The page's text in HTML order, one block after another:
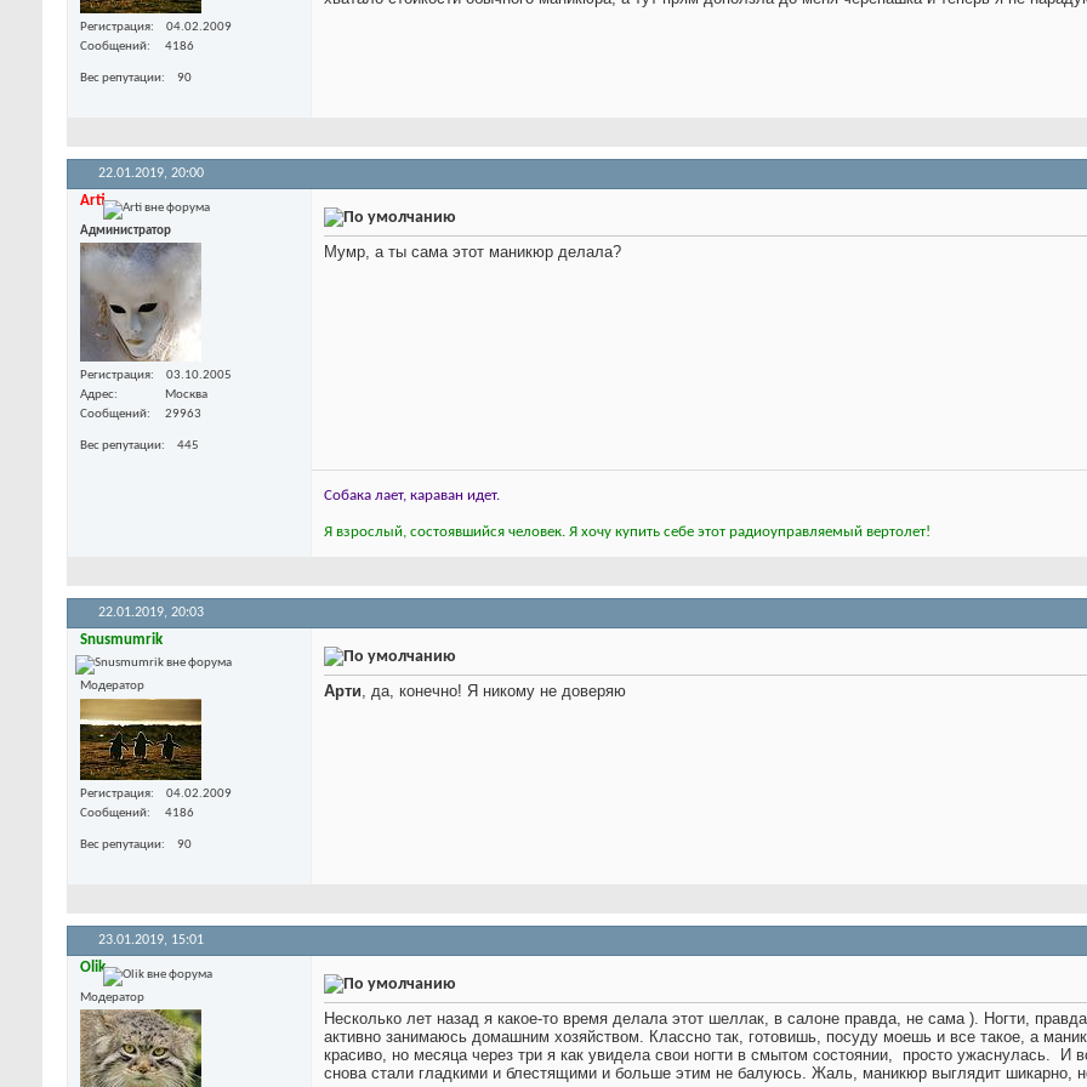
Регистрация
04.02.2009
Сообщений
4186
Вес репутации 90
22.01.2019, 20:00
Arti
Администратор
Регистрация
03.10.2005
Адрес
Москва
Сообщений
29963
Вес репутации 445
Мумр, а ты сама этот маникюр делала?
Собака лает, караван идет.
Я взрослый, состоявшийся человек. Я хочу купить себе этот радиоуправляемый вертолет!
22.01.2019, 20:03
Snusmumrik
Модератор
Регистрация
04.02.2009
Сообщений
4186
Вес репутации 90
Арти, да, конечно! Я никому не доверяю
23.01.2019, 15:01
Olik
Модератор
Несколько лет назад я какое-то время делала этот шеллак, в салоне правда, не сама ). Ногти,
активно занимаюсь домашним хозяйством. Классно так, готовишь, посуду моешь и все такое, а
красиво, но месяца через три я как увидела свои ногти в смытом состоянии,
просто ужаснулась.
И
снова стали гладкими и блестящими и больше этим не балуюсь. Жаль, маникюр выглядит шикарно,